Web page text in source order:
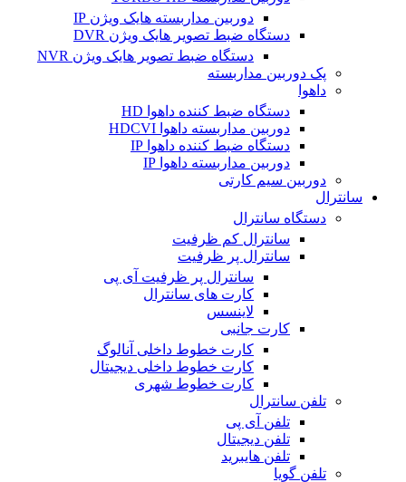
دوربین مداربسته هایک ویژن IP
دستگاه ضبط تصویر هایک ویژن DVR
دستگاه ضبط تصویر هایک ویژن NVR
پک دوربین مداربسته
داهوا
دستگاه ضبط کننده داهوا HD
دوربین مداربسته داهوا HDCVI
دستگاه ضبط کننده داهوا IP
دوربین مداربسته داهوا IP
دوربین سیم کارتی
سانترال
دستگاه سانترال
سانترال کم ظرفیت
سانترال پر ظرفیت
سانترال پر ظرفیت آی پی
کارت های سانترال
لاینسس
کارت جانبی
کارت خطوط داخلی آنالوگ
کارت خطوط داخلی دیجیتال
کارت خطوط شهری
تلفن سانترال
تلفن آی پی
تلفن دیجیتال
تلفن هایبرید
تلفن گویا